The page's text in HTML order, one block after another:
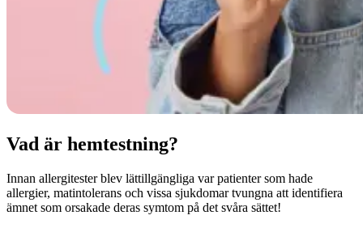
Vad är hemtestning?
Innan allergitester blev lättillgängliga var patienter som hade
allergier, matintolerans och vissa sjukdomar tvungna att identifiera
ämnet som orsakade deras symtom på det svåra sättet!